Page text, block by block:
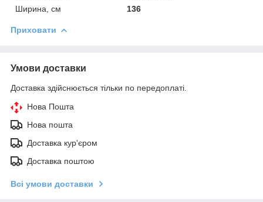
Ширина, см
136
Приховати
Умови доставки
Доставка здійснюється тільки по передоплаті.
Нова Пошта
Нова пошта
Доставка кур'єром
Доставка поштою
Всі умови доставки